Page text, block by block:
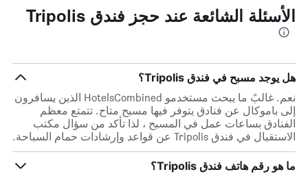
الأسئلة الشائعة عند حجز فندق Tripolis
هل يوجد مسبح في فندق Tripolis؟
نعم. غالبً ما يبحث مستخدمو HotelsCombined الذين يسافرون
إلى باموكال عن فنادق يتوفر فيها مسبح متاح. تتمتع معظم
الفنادق بساعات عمل في المسبح ، لذا تأكد من سؤال مكتب
الاستقبال في فندق Tripolis عن قواعد وإرشادات حمام السباحة.
ما هو رقم هاتف فندق Tripolis؟